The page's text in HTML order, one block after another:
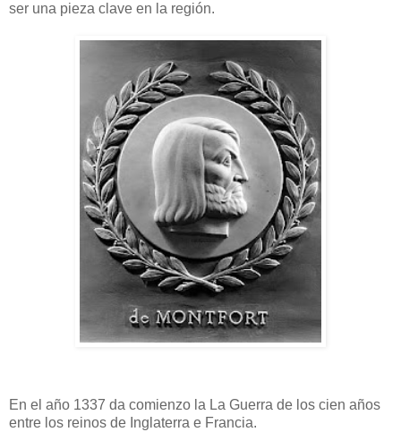
ser una pieza clave en la región.
En el año 1337 da comienzo la La Guerra de los cien años
entre los reinos de Inglaterra e Francia.